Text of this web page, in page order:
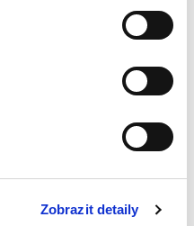
Zobrazit detaily
vyloučení
o...